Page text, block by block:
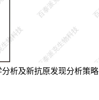
析及新抗原发现分析策略